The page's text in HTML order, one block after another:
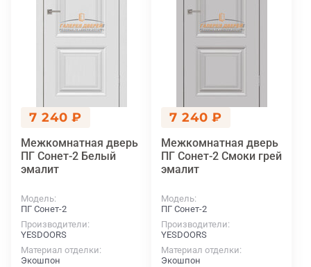
7 240 ₽
Межкомнатная дверь
ПГ Сонет-2 Белый
эмалит
Модель
ПГ Сонет-2
Производители
YESDOORS
Материал отделки
Экошпон
7 240 ₽
Межкомнатная дверь
ПГ Сонет-2 Смоки грей
эмалит
Модель
ПГ Сонет-2
Производители
YESDOORS
Материал отделки
Экошпон